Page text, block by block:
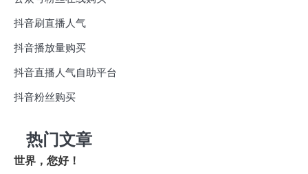
抖音刷直播人气
抖音播放量购买
抖音直播人气自助平台
抖音粉丝购买
热门文章
世界，您好！